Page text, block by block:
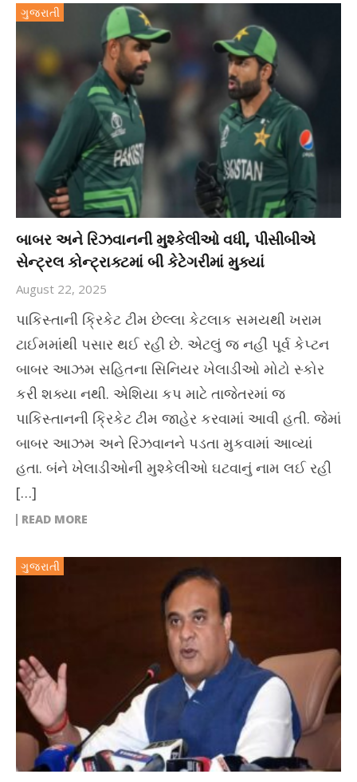
ગુજરાતી
બાબર અને રિઝવાનની મુશ્કેલીઓ વધી, પીસીબીએ
સેન્ટ્રલ કોન્ટ્રાક્ટમાં બી કેટેગરીમાં મુક્યાં
August 22, 2025
પાકિસ્તાની ક્રિકેટ ટીમ છેલ્લા કેટલાક સમયથી ખરામ
ટાઈમમાંથી પસાર થઈ રહી છે. એટલું જ નહીં પૂર્વ કેપ્ટન
બાબર આઝમ સહિતના સિનિયર ખેલાડીઓ મોટો સ્કોર
કરી શક્યા નથી. એશિયા કપ માટે તાજેતરમાં જ
પાકિસ્તાનની ક્રિકેટ ટીમ જાહેર કરવામાં આવી હતી. જેમાં
બાબર આઝમ અને રિઝવાનને પડતા મુકવામાં આવ્યાં
હતા. બંને ખેલાડીઓની મુશ્કેલીઓ ઘટવાનું નામ લઈ રહી
[…]
READ MORE
ગુજરાતી